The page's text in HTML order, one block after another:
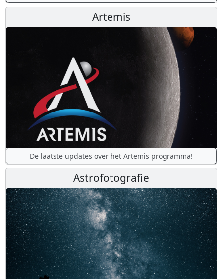
Artemis
De laatste updates over het Artemis programma!
Astrofotografie